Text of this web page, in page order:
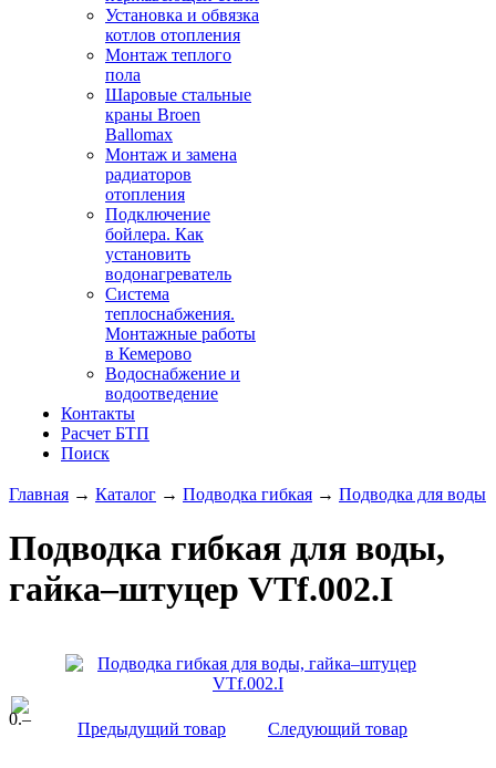
Установка и обвязка
котлов отопления
Монтаж теплого
пола
Шаровые стальные
краны Broen
Ballomax
Монтаж и замена
радиаторов
отопления
Подключение
бойлера. Как
установить
водонагреватель
Система
теплоснабжения.
Монтажные работы
в Кемерово
Водоснабжение и
водоотведение
Контакты
Расчет БТП
Поиск
Главная → Каталог → Подводка гибкая → Подводка для воды
Подводка гибкая для воды,
гайка–штуцер VTf.002.I
Предыдущий товар Следующий товар
0.–